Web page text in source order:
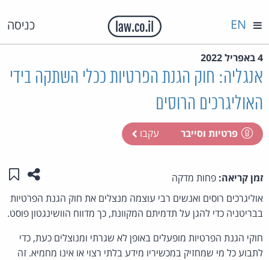
כניסה EN
4 באפריל 2022
אנגליה: חוק הגנת הפרטיות ככלי השתקה בידי
האוליגרכים הרוסים
פרטיות וסייבר עקבו
זמן קריאה: פחות מדקה שתפו
אוליגרכים רוסים ואנשים רבי עוצמה מנצלים את חוק הגנת הפרטיות
בבריטניה כדי להגן על תדמיתם המקוונת, כך מדווח הוושינגטון פוסט.
חוקי הגנת הפרטיות מופעלים באופן לא שגרתי ומנוצלים כעת, כדי
לתבוע כל מי שמחזיק במכשיריו מידע בלתי רצוי או אינו מחמיא. זה